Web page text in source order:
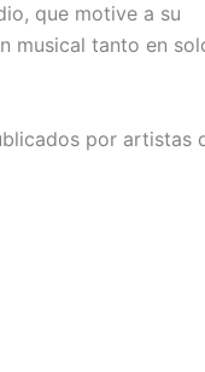
que motive a su
musical tanto en
por artistas